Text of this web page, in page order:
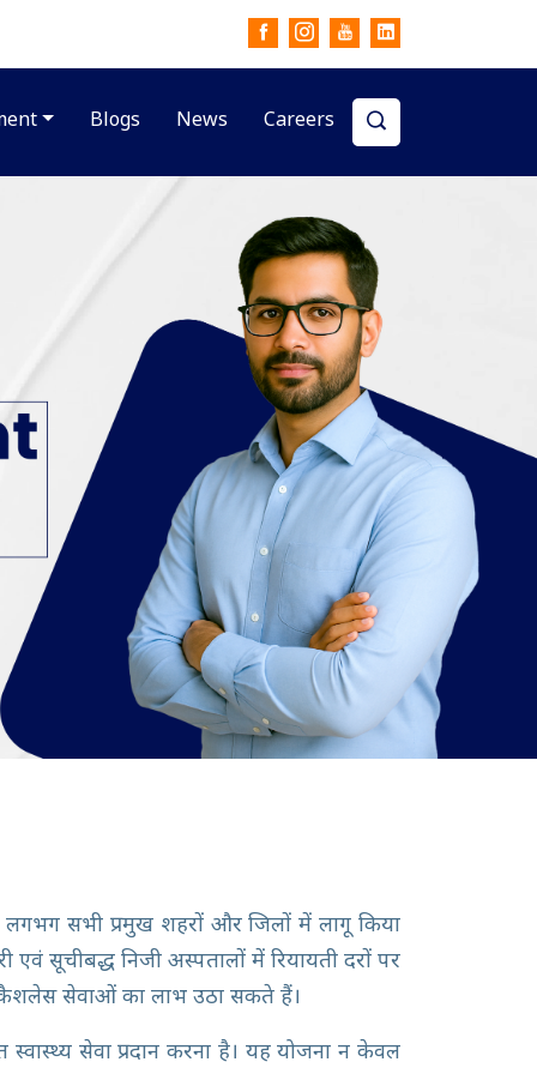
Blogs News Careers
सभी प्रमुख शहरों और जिलों में लागू किया
सूचीबद्ध निजी अस्पतालों में रियायती दरों पर
कैशलेस सेवाओं का लाभ उठा सकते हैं।
सेवा प्रदान करना है। यह योजना न केवल